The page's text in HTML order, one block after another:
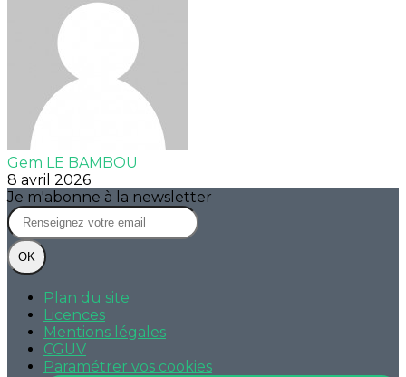
Gem LE BAMBOU
8 avril 2026
Je m'abonne à la newsletter
OK
Plan du site
Licences
Mentions légales
CGUV
Paramétrer vos cookies